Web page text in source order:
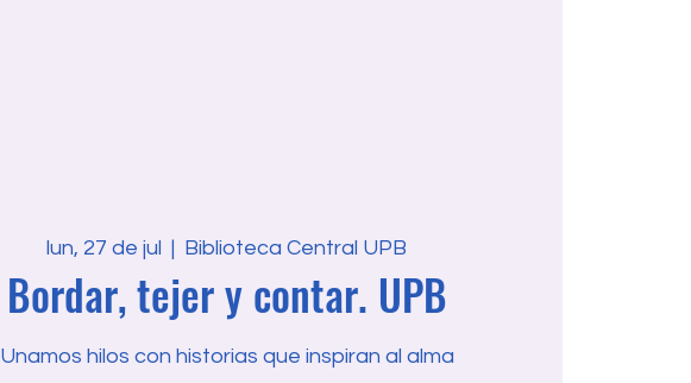
lun, 27 de jul Biblioteca Central UPB
Bordar, tejer y contar. UPB
Unamos hilos con historias que inspiran al alma